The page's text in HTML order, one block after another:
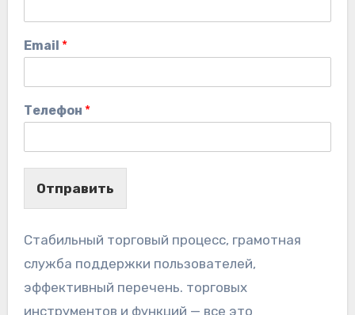
Email *
Телефон *
Отправить
Стабильный торговый процесс, грамотная
служба поддержки пользователей,
эффективный перечень. торговых
инструментов и функций — все это